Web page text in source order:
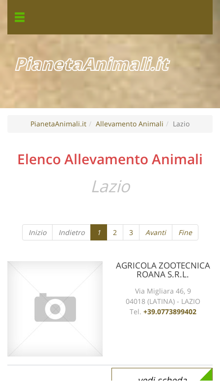
PianetaAnimali.it
PianetaAnimali.it Allevamento Animali Lazio
Elenco Allevamento Animali
Lazio
Inizio Indietro 1 2 3 Avanti Fine
AGRICOLA ZOOTECNICA
ROANA S.R.L.
Via Migliara 46, 9
04018 (LATINA) - LAZIO
Tel. +39.0773899402
vedi scheda